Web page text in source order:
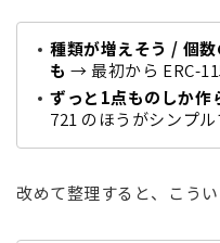
種類が増えそう / 個
も → 最初から ERC-
ずっと1点ものしか作
721 のほうがシンプル
改めて整理すると、こうい